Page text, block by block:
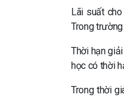
Lãi suất
Trong
Thời hạn
học có thời
Trong thời